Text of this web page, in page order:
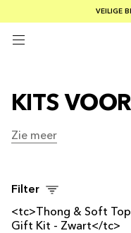
KOOP 3
GRATIS VEILIGE
KITS
Zie meer
Filter
KIT DEAL
<tc>Thong & Soft Top |
Gift Kit - Zwart</tc>